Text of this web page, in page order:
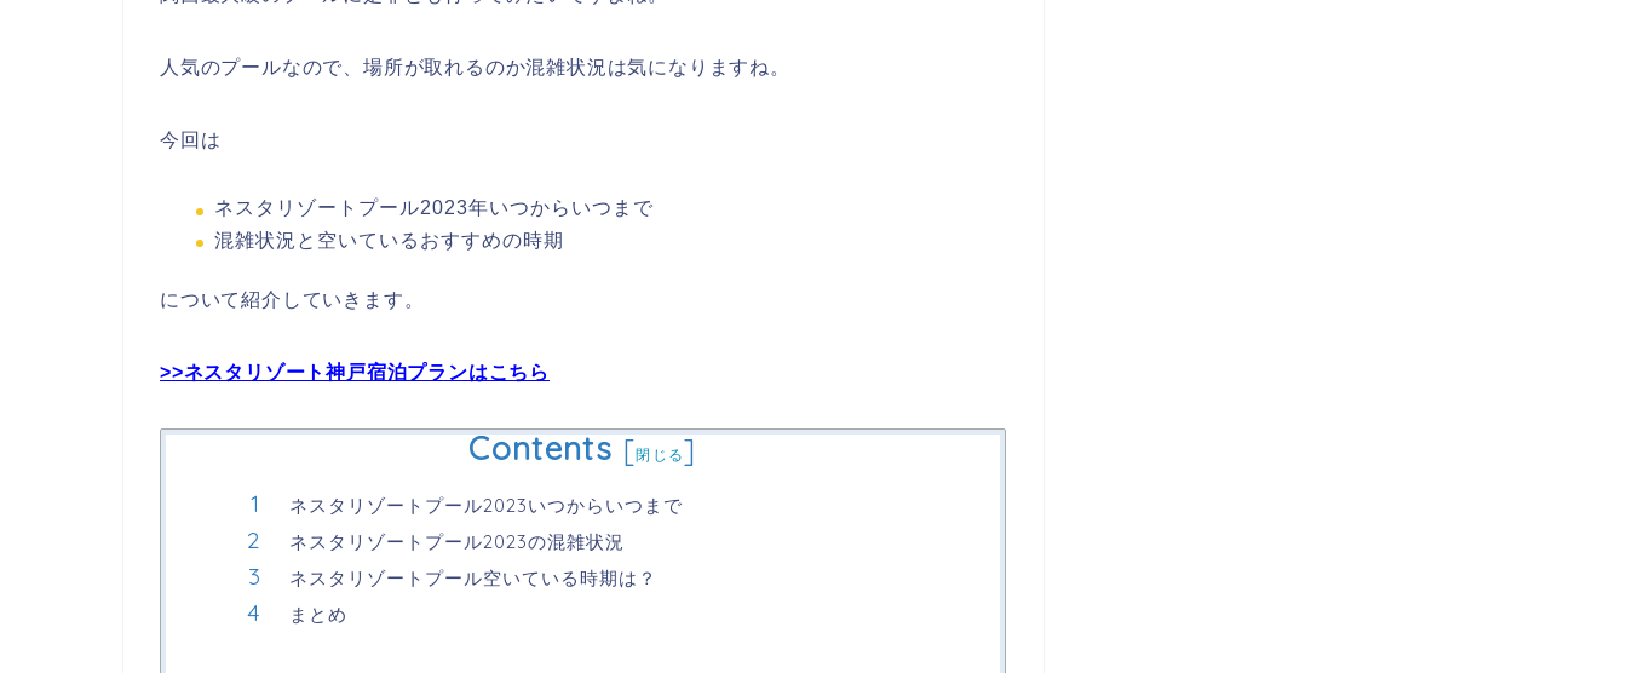
人気のプールなので、場所が取れるのか混雑状況は気になりますね。
今回は
ネスタリゾートプール2023年いつからいつまで
混雑状況と空いているおすすめの時期
について紹介していきます。
>>ネスタリゾート神戸宿泊プランはこちら
Contents [閉じる]
ネスタリゾートプール2023いつからいつまで
ネスタリゾートプール2023の混雑状況
ネスタリゾートプール空いている時期は？
まとめ